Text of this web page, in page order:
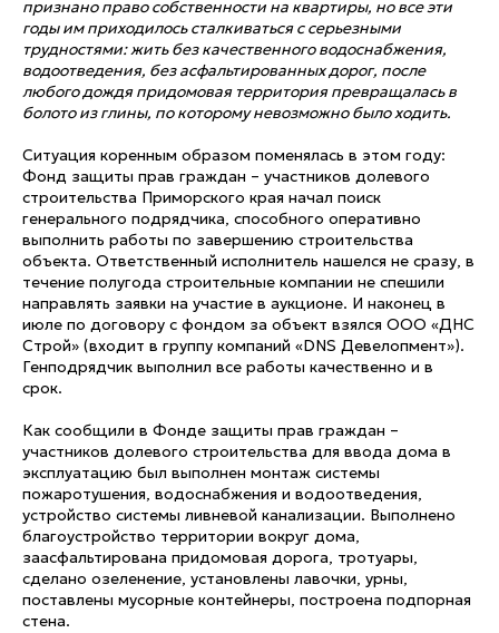
признано право собственности на квартиры, но все эти
годы им приходилось сталкиваться с серьезными
трудностями: жить без качественного водоснабжения,
водоотведения, без асфальтированных дорог, после
любого дождя придомовая территория превращалась в
болото из глины, по которому невозможно было ходить.
Ситуация коренным образом поменялась в этом году:
Фонд защиты прав граждан – участников долевого
строительства Приморского края начал поиск
генерального подрядчика, способного оперативно
выполнить работы по завершению строительства
объекта. Ответственный исполнитель нашелся не сразу, в
течение полугода строительные компании не спешили
направлять заявки на участие в аукционе. И наконец в
июле по договору с фондом за объект взялся ООО «ДНС
Строй» (входит в группу компаний «DNS Девелопмент»).
Генподрядчик выполнил все работы качественно и в
срок.
Как сообщили в Фонде защиты прав граждан –
участников долевого строительства для ввода дома в
эксплуатацию был выполнен монтаж системы
пожаротушения, водоснабжения и водоотведения,
устройство системы ливневой канализации. Выполнено
благоустройство территории вокруг дома,
заасфальтирована придомовая дорога, тротуары,
сделано озеленение, установлены лавочки, урны,
поставлены мусорные контейнеры, построена подпорная
стена.